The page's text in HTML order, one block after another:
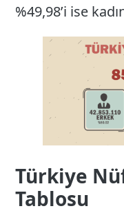
%49,98’i ise
Türkiye
Tablosu